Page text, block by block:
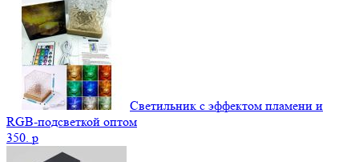
Светильник с эффектом пламени и
RGB-подсветкой оптом
350. p